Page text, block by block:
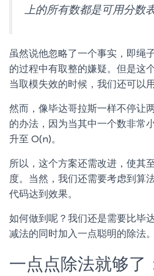
上的所有数都是可用分数表
虽然说他忽略了一个事实，即绳
的过程中有取整的嫌疑。但是这
当取模失效的时候，我们还可以用
然而，像毕达哥拉斯一样不停让
的办法，因为当其中一个数非常
升至 O(n)。
所以，这个方案还需改进，使其
度。当然，我们还需要考虑到算
代码达到效果。
如何做到呢？我们还是需要比毕
减法的同时加入一点聪明的除法。
一点点除法就够了